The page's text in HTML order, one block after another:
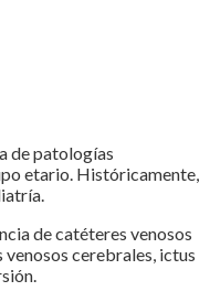
de patologías
etario. Históricamente,
de catéteres venosos
cerebrales, ictus